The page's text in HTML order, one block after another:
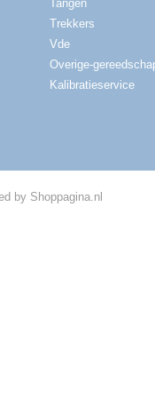
Tangen
Trekkers
Vde
Overige-
Kalibratieservice
by Shoppagina.nl